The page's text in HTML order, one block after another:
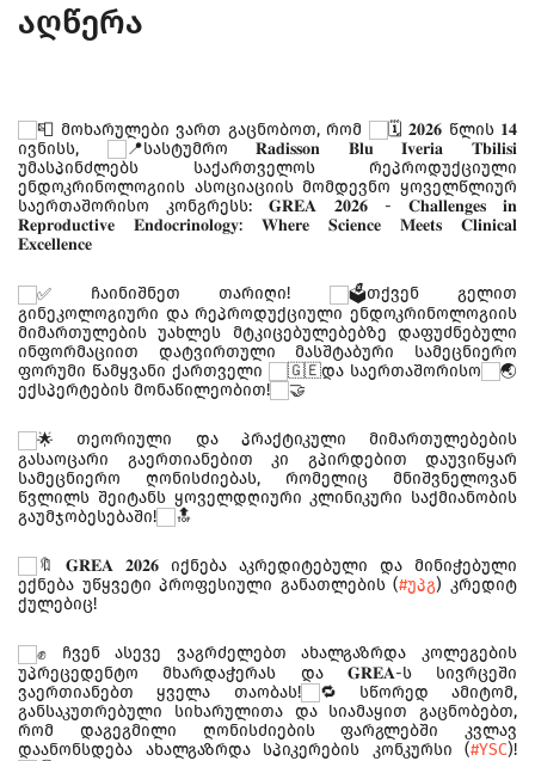
აღწერა
მოხარულები ვართ გაცნობოთ, რომ
𝟐𝟎𝟐𝟔 წლის 𝟏𝟒
ივნისს,
სასტუმრო 𝐑𝐚𝐝𝐢𝐬𝐬𝐨𝐧 𝐁𝐥𝐮 𝐈𝐯𝐞𝐫𝐢𝐚 𝐓𝐛𝐢𝐥𝐢𝐬𝐢
უმასპინძლებს საქართველოს რეპროდუქციული
ენდოკრინოლოგიის ასოციაციის მომდევნო ყოველწლიურ
საერთაშორისო კონგრესს: 𝐆𝐑𝐄𝐀 𝟐𝟎𝟐𝟔 - 𝐂𝐡𝐚𝐥𝐥𝐞𝐧𝐠𝐞𝐬 𝐢𝐧
𝐑𝐞𝐩𝐫𝐨𝐝𝐮𝐜𝐭𝐢𝐯𝐞 𝐄𝐧𝐝𝐨𝐜𝐫𝐢𝐧𝐨𝐥𝐨𝐠𝐲: 𝐖𝐡𝐞𝐫𝐞 𝐒𝐜𝐢𝐞𝐧𝐜𝐞 𝐌𝐞𝐞𝐭𝐬 𝐂𝐥𝐢𝐧𝐢𝐜𝐚𝐥
𝐄𝐱𝐜𝐞𝐥𝐥𝐞𝐧𝐜𝐞
ჩაინიშნეთ თარიღი!
თქვენ გელით
გინეკოლოგიური და რეპროდუქციული ენდოკრინოლოგიის
მიმართულების უახლეს მტკიცებულებებზე დაფუძნებული
ინფორმაციით დატვირთული მასშტაბური სამეცნიერო
ფორუმი წამყვანი ქართველი
და საერთაშორისო
ექსპერტების მონაწილეობით!
თეორიული და პრაქტიკული მიმართულებების
გასაოცარი გაერთიანებით კი გპირდებით დაუვიწყარ
სამეცნიერო ღონისძიებას, რომელიც მნიშვნელოვან
წვლილს შეიტანს ყოველდღიური კლინიკური საქმიანობის
გაუმჯობესებაში!
𝐆𝐑𝐄𝐀 𝟐𝟎𝟐𝟔 იქნება აკრედიტებული და მინიჭებული
ექნება უწყვეტი პროფესიული განათლების (#უპგ) კრედიტ
ქულებიც!
ჩვენ ასევე ვაგრძელებთ ახალგაზრდა კოლეგების
უპრეცედენტო მხარდაჭერას და 𝐆𝐑𝐄𝐀-ს სივრცეში
ვაერთიანებთ ყველა თაობას!
სწორედ ამიტომ,
განსაკუთრებული სიხარულითა და სიამაყით გაცნობებთ,
რომ დაგეგმილი ღონისძიების ფარგლებში კვლავ
დაანონსდება ახალგაზრდა სპიკერების კონკურსი (#YSC)!